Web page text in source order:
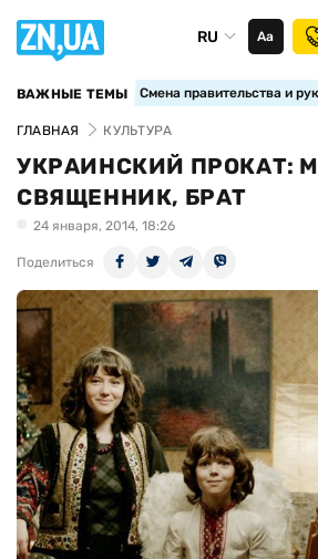
RU Аа
ВАЖНЫЕ ТЕМЫ Смена правительства и
ГЛАВНАЯ КУЛЬТУРА
УКРАИНСКИЙ ПРОКАТ:
СВЯЩЕННИК, БРАТ
24 января, 2014, 18:26
Поделиться